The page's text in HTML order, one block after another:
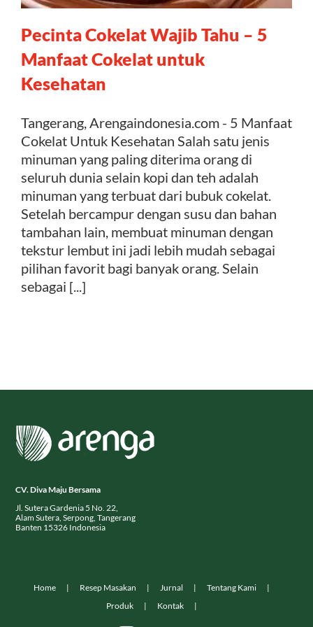
Kontak
Pecinta Cokelat Wajib Tahu – 5
Manfaat Cokelat untuk
Kesehatan
Tangerang, Arengaindonesia.com - 5 Manfaat
Cokelat Untuk Kesehatan Salah satu jenis
minuman yang paling diterima orang di
seluruh dunia selain kopi dan teh adalah
minuman yang terbuat dari bubuk cokelat.
Setelah bercampur dengan susu dan bahan
tambahan lain, membuat minuman dengan
tekstur lembut ini jadi lebih mudah sebagai
pilihan favorit bagi banyak orang. Selain
sebagai [...]
CV. Diva Maju Bersama
Jl. Sutera Gardenia 5 No. 22,
Alam Sutera, Serpong, Tangerang
Banten 15326 Indonesia
Home Resep Masakan Jurnal
Tentang Kami
Produk
Kontak